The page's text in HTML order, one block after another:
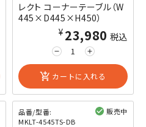
レクト コーナーテーブル（W
445×D445×H450）
remove add
¥23,980 税込
add_shopping_cart カートに入れる
品番/型番:
MKLT-4545TS-DB
販売中